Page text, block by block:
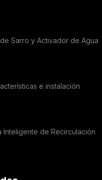
Sarro y Activador de Agua
e instalación
Inteligente de Recirculación